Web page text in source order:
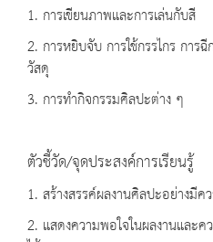
1. การเขียนภาพและการเล่นกับสี
2. การหยิบจับ การใช้กรรไกร การ
วัสดุ
3. การทำกิจกรรมศิลปะต่าง ๆ
ตัวชี้วัด/จุดประสงค์การเรียนรู้
1. สร้างสรรค์ผลงานศิลปะอย่างมีค
2. แสดงความพอใจในผลงานและ